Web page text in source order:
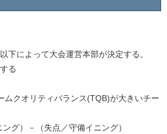
下によって大会運営本部が決定する。
る
クオリティバランス(TQB)が大きいチー
グ）－（失点／守備イニング）